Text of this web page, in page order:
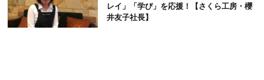
レイ」「学び」を応援！【さくら工房・櫻
井友子社長】